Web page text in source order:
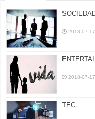
2018-07-17
2018-07-17
TEC